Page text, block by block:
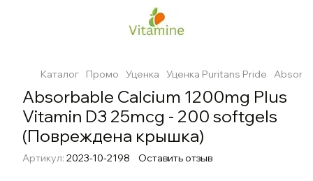
Каталог Промо Уценка Уценка Puritans Pride
Absorbable Calcium 1200mg Plus
Vitamin D3 25mcg - 200 softgels
(Повреждена крышка)
Артикул: 2023-10-2198 Оставить отзыв